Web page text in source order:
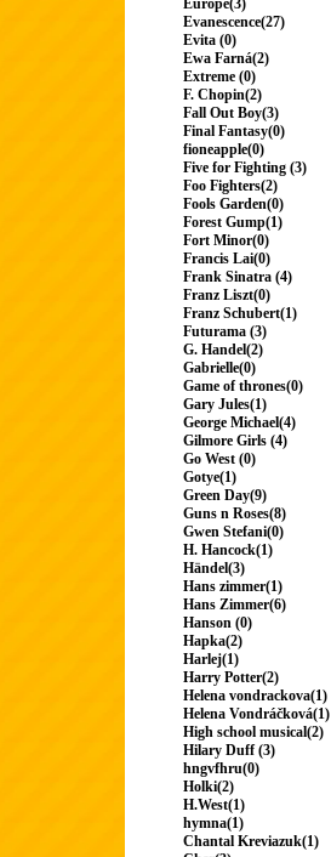
Europe(3)
Evanescence(27)
Evita (0)
Ewa Farná(2)
Extreme (0)
F. Chopin(2)
Fall Out Boy(3)
Final Fantasy(0)
fioneapple(0)
Five for Fighting (3)
Foo Fighters(2)
Fools Garden(0)
Forest Gump(1)
Fort Minor(0)
Francis Lai(0)
Frank Sinatra (4)
Franz Liszt(0)
Franz Schubert(1)
Futurama (3)
G. Handel(2)
Gabrielle(0)
Game of thrones(0)
Gary Jules(1)
George Michael(4)
Gilmore Girls (4)
Go West (0)
Gotye(1)
Green Day(9)
Guns n Roses(8)
Gwen Stefani(0)
H. Hancock(1)
Händel(3)
Hans zimmer(1)
Hans Zimmer(6)
Hanson (0)
Hapka(2)
Harlej(1)
Harry Potter(2)
Helena vondrackova(1)
Helena Vondráčková(1)
High school musical(2)
Hilary Duff (3)
hngvfhru(0)
Holki(2)
H.West(1)
hymna(1)
Chantal Kreviazuk(1)